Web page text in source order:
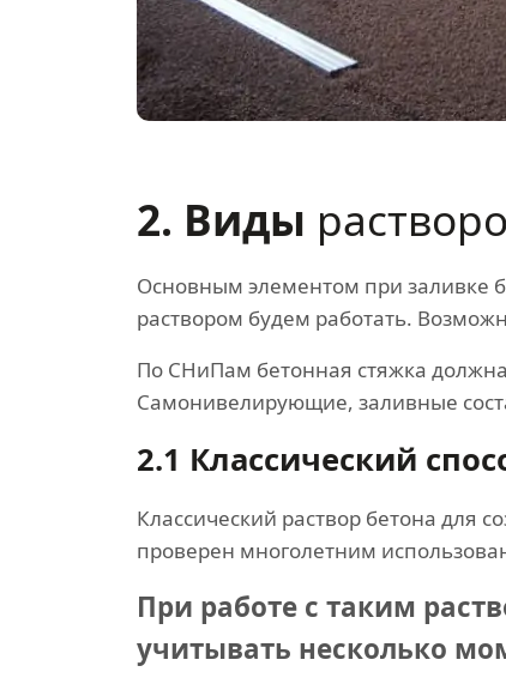
2. Виды
Основным элементом при заливке
раствором будем работать.
По СНиПам бетонная стяжка
Самонивелирующие, заливные
2.1 Классический
Классический раствор бетона для
проверен многолетним
При работе с таким
учитывать несколько